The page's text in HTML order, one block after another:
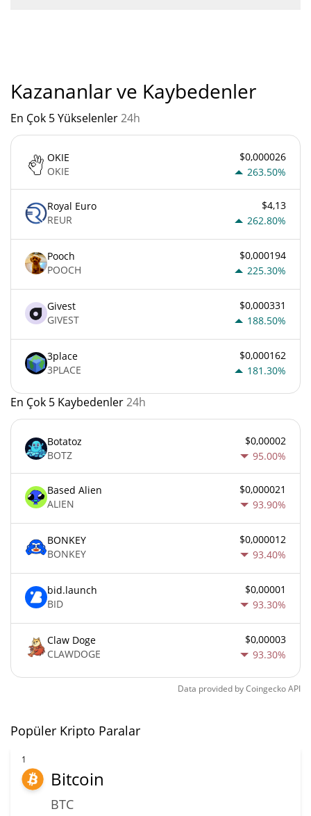
Kazananlar ve Kaybedenler
En Çok 5 Yükselenler24h
OKIE
OKIE
$0,000026
263.50%
Royal Euro
REUR
$4,13
262.80%
Pooch
POOCH
$0,000194
225.30%
Givest
GIVEST
$0,000331
188.50%
3place
3PLACE
$0,000162
181.30%
En Çok 5 Kaybedenler24h
Botatoz
BOTZ
$0,00002
95.00%
Based Alien
ALIEN
$0,000021
93.90%
BONKEY
BONKEY
$0,000012
93.40%
bid.launch
BID
$0,00001
93.30%
Claw Doge
CLAWDOGE
$0,00003
93.30%
Data provided byCoingeckoAPI
Popüler Kripto Paralar
1
Bitcoin
BTC